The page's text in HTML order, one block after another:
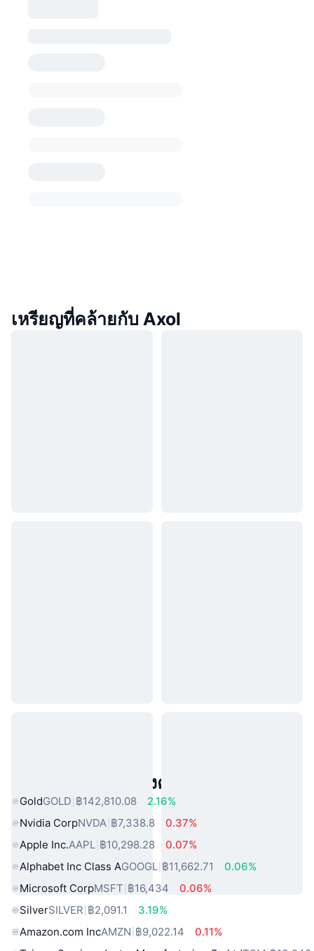
เหรียญที่คล้ายกับ Axol
สินทรัพย์ในโลกแห่งความจริงยอดนิยม
GoldGOLD ฿142,810.08
2.16%
Nvidia CorpNVDA ฿7,338.8
0.37%
Apple Inc.AAPL ฿10,298.28
0.07%
Alphabet Inc Class AGOOGL ฿11,662.71
0.06%
Microsoft CorpMSFT ฿16,434
0.06%
SilverSILVER ฿2,091.1
3.19%
Amazon.com IncAMZN ฿9,022.14
0.11%